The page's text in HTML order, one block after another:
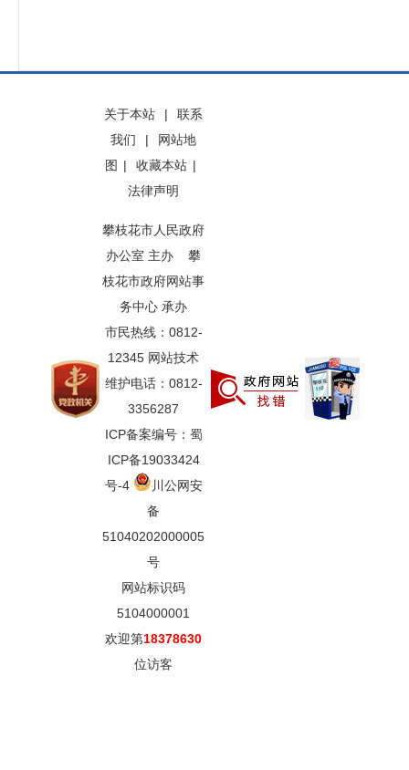
关于本站 |
联系
我们
|
网站地
图 | 收藏本站 |
法律声明
攀枝花市人民政府
办公室 主办 攀
枝花市政府网站事
务中心 承办
市民热线：0812-
12345 网站技术
维护电话：0812-
3356287
ICP备案编号：蜀
ICP备19033424
号-4
川公网安
备
51040202000005
号
网站标识码
5104000001
欢迎第18378630
位访客